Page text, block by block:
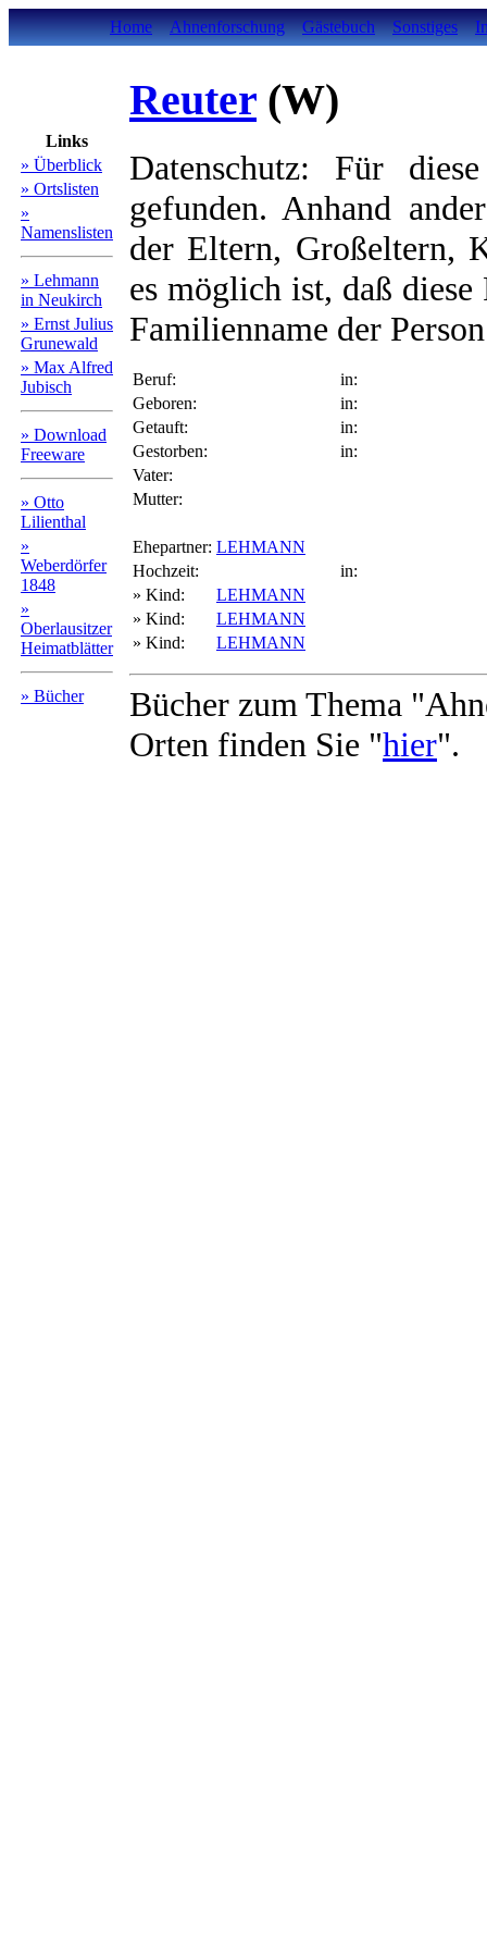
Home Ahnenforschung Gästebuch Sonstiges
Links
» Überblick
» Ortslisten
»
Namenslisten
» Lehmann
in Neukirch
» Ernst Julius
Grunewald
» Max Alfred
Jubisch
» Download
Freeware
» Otto
Lilienthal
»
Weberdörfer
1848
»
Oberlausitzer
Heimatblätter
» Bücher
Reuter (W)
Datenschutz: Für
gefunden. Anhand
der Eltern, Großeltern,
es möglich ist, daß
Familienname der
Beruf:
in:
Geboren:
in:
Getauft:
in:
Gestorben:
in:
Vater:
Mutter:
Ehepartner: LEHMANN
Hochzeit:
in:
» Kind:
LEHMANN
» Kind:
LEHMANN
» Kind:
LEHMANN
Bücher zum Thema
Orten finden Sie "hier".